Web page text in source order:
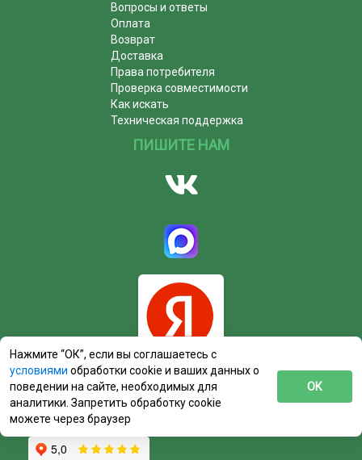
Вопросы и ответы
Оплата
Возврат
Доставка
Права потребителя
Проверка совместимости
Как искать
Техническая поддержка
ПИШИТЕ НАМ
Нажмите “ОК”, если вы соглашаетесь с
условиями обработки cookie и ваших данных о
поведении на сайте, необходимых для
аналитики. Запретить обработку cookie
можете через браузер
ОК